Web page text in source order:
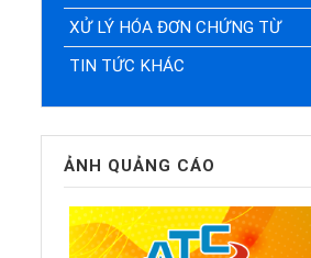
XỬ LÝ HÓA ĐƠN CHỨNG TỪ
TIN TỨC KHÁC
ẢNH QUẢNG CÁO